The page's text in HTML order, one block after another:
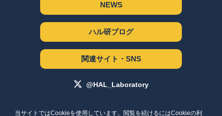
当サイトではCookieを使用しています。閲覧を続けるにはCookieの利
NEWS
ハル研ブログ
関連サイト・SNS
@HAL_Laboratory